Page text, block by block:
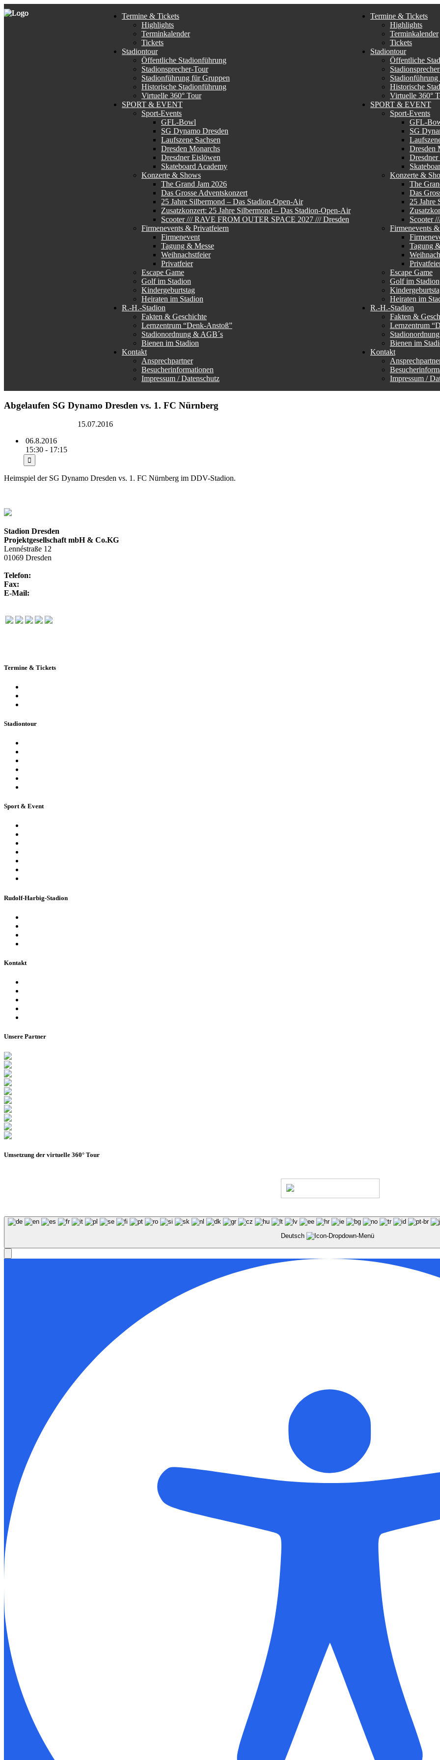
Termine & Tickets
Highlights
Terminkalender
Tickets
Stadiontour
Öffentliche Stadionführung
Stadionsprecher-Tour
Stadionführung für Gruppen
Historische Stadionführung
Virtuelle 360° Tour
SPORT & EVENT
Sport-Events
GFL-Bowl
SG Dynamo Dresden
Laufszene Sachsen
Dresden Monarchs
Dresdner Eislöwen
Skateboard Academy
Konzerte & Shows
The Grand Jam 2026
Das Grosse Adventskonzert
25 Jahre Silbermond – Das Stadion-Open-Air
Zusatzkonzert: 25 Jahre Silbermond – Das Stadion-Open-Air
Scooter /// RAVE FROM OUTER SPACE 2027 /// Dresden
Firmenevents & Privatfeiern
Firmenevent
Tagung & Messe
Weihnachstfeier
Privatfeier
Escape Game
Golf im Stadion
Kindergeburtstag
Heiraten im Stadion
R.-H.-Stadion
Fakten & Geschichte
Lernzentrum “Denk-Anstoß”
Stadionordnung & AGB´s
Bienen im Stadion
Kontakt
Ansprechpartner
Besucherinformationen
Impressum / Datenschutz
Termine & Tickets
Highlights
Terminkalender
Tickets
Stadiontour
Öffentliche
Historische
Virtuelle 360°
SPORT & EVENT
Sport-Events
GFL-
SG
Dresden
Konzerte &
The
Das
25 Jahre
Scooter
Firmenevents
Tagung
Escape Game
Golf im Stadion
Heiraten im
R.-H.-Stadion
Fakten &
Lernzentrum
Bienen im
Kontakt
Impressum /
Abgelaufen SG Dynamo Dresden vs. 1. FC Nürnberg
15.07.2016
06.8.2016
15:30 - 17:15
Heimspiel der SG Dynamo Dresden vs. 1. FC Nürnberg im DDV-Stadion.
Stadion Dresden
Projektgesellschaft mbH & Co.KG
Lennéstraße 12
01069 Dresden
Telefon:
Fax:
E-Mail:
Termine & Tickets
Stadiontour
Sport & Event
Rudolf-Harbig-Stadion
Kontakt
Unsere Partner
Umsetzung der virtuelle 360° Tour
Deutsch